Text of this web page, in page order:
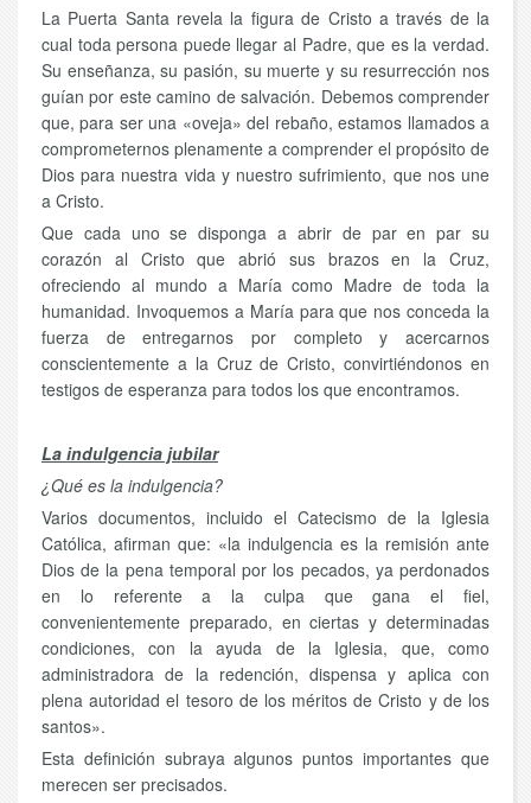
La Puerta Santa revela la figura de Cristo a través de la
cual toda persona puede llegar al Padre, que es la verdad.
Su enseñanza, su pasión, su muerte y su resurrección nos
guían por este camino de salvación. Debemos comprender
que, para ser una «oveja» del rebaño, estamos llamados a
comprometernos plenamente a comprender el propósito de
Dios para nuestra vida y nuestro sufrimiento, que nos une
a Cristo.
Que cada uno se disponga a abrir de par en par su
corazón al Cristo que abrió sus brazos en la Cruz,
ofreciendo al mundo a María como Madre de toda la
humanidad. Invoquemos a María para que nos conceda la
fuerza de entregarnos por completo y acercarnos
conscientemente a la Cruz de Cristo, convirtiéndonos en
testigos de esperanza para todos los que encontramos.
La indulgencia jubilar
¿Qué es la indulgencia?
Varios documentos, incluido el Catecismo de la Iglesia
Católica, afirman que: «la indulgencia es la remisión ante
Dios de la pena temporal por los pecados, ya perdonados
en lo referente a la culpa que gana el fiel,
convenientemente preparado, en ciertas y determinadas
condiciones, con la ayuda de la Iglesia, que, como
administradora de la redención, dispensa y aplica con
plena autoridad el tesoro de los méritos de Cristo y de los
santos».
Esta definición subraya algunos puntos importantes que
merecen ser precisados.